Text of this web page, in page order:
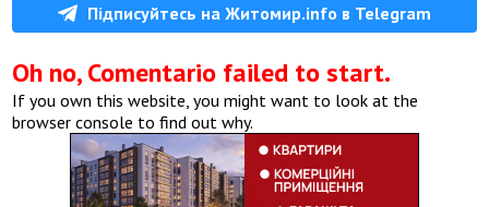
Підписуйтесь на Житомир.info в Telegram
Oh no, Comentario failed to start.
If you own this website, you might want to look at the
browser console to find out why.